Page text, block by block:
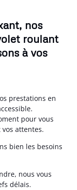
nos
roulant
à vos
prestations en
pour vous
attentes.
bien les besoins
nous vous
délais.